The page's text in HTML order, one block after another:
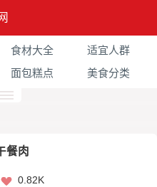
食材大全
适宜人群
面包糕点 美食分类
餐肉
0.82K